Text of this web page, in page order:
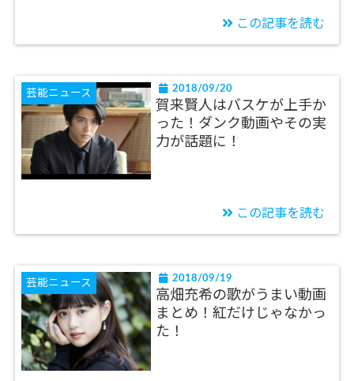
この記事を読む
芸能ニュース 2018/09/20
賀来賢人はバスケが上手か
った！ダンク動画やその実
力が話題に！
この記事を読む
芸能ニュース 2018/09/19
高畑充希の歌がうまい動画
まとめ！紅だけじゃなかっ
た！